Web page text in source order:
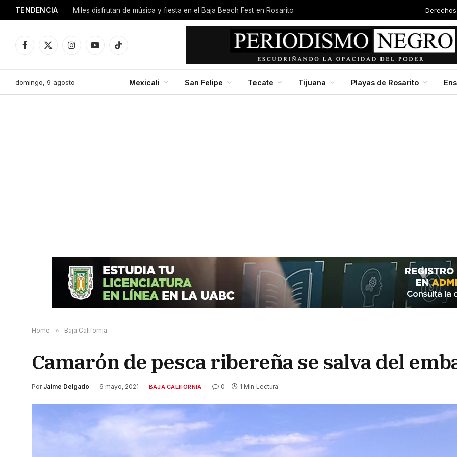
TENDENCIA Miles disfrutan de música y fiesta en el Baja Beach Fest en Rosarito
Facebook
X
InstagramYouTubeTikTok
domingo, 9 agosto Mexicali San Felipe Tecate Tijuana Playas de Rosarito
Home » Baja California
Camarón de pesca ribereña se salva del
Por Jaime Delgado 6 mayo, 2021 BAJA CALIFORNIA 0 1 Min Lectura